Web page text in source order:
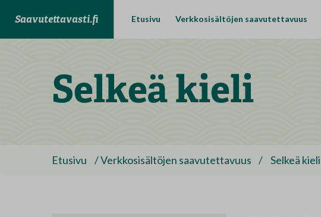
Saavutettavasti.fi Etusivu Verkkosisältöjen saavutettavuus
Selkeä kieli
Etusivu /Verkkosisältöjen saavutettavuus / Selkeä kieli